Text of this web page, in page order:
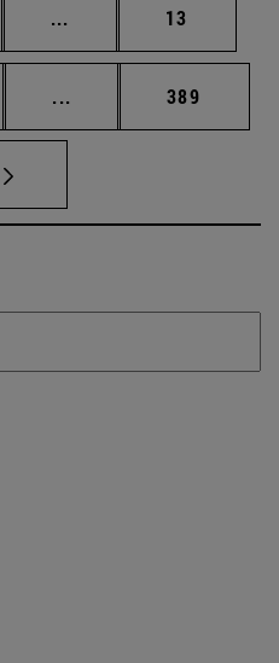
... Páginas intermedias
Página
13
... Páginas intermedias
Página
389